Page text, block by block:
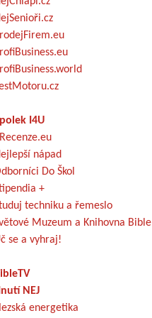
I4U
nápad
Do Škol
+
techniku a řemeslo
Muzeum a Knihovna Bible
se a vyhraj!
NEJ
energetika